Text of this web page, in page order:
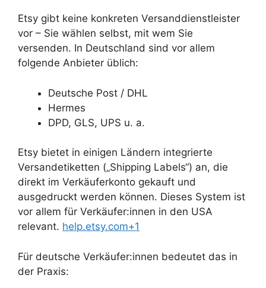
Etsy gibt keine konkreten Versanddienstleister
vor – Sie wählen selbst, mit wem Sie
versenden. In Deutschland sind vor allem
folgende Anbieter üblich:
Deutsche Post / DHL
Hermes
DPD, GLS, UPS u. a.
Etsy bietet in einigen Ländern integrierte
Versandetiketten („Shipping Labels“) an, die
direkt im Verkäuferkonto gekauft und
ausgedruckt werden können. Dieses System ist
vor allem für Verkäufer:innen in den USA
relevant. help.etsy.com+1
Für deutsche Verkäufer:innen bedeutet das in
der Praxis: